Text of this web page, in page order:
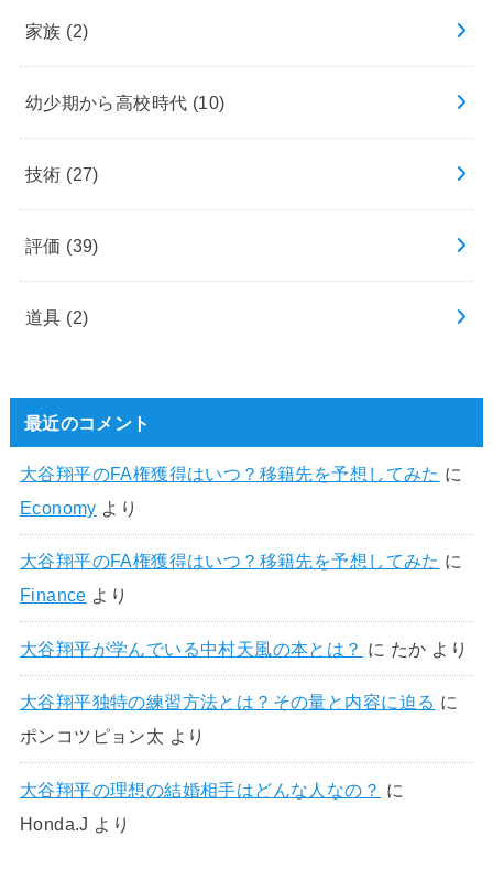
家族 (2)
幼少期から高校時代 (10)
技術 (27)
評価 (39)
道具 (2)
最近のコメント
大谷翔平のFA権獲得はいつ？移籍先を予想してみた に
Economy より
大谷翔平のFA権獲得はいつ？移籍先を予想してみた に
Finance より
大谷翔平が学んでいる中村天風の本とは？ に たか より
大谷翔平独特の練習方法とは？その量と内容に迫る に
ポンコツピョン太 より
大谷翔平の理想の結婚相手はどんな人なの？ に
Honda.J より